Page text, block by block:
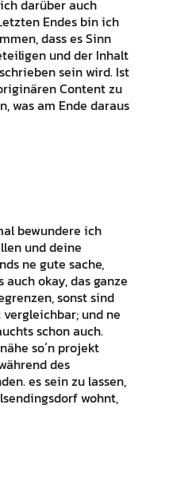
darüber auch
Endes bin ich
dass es Sinn
und der Inhalt
sein wird. Ist
Content zu
was am Ende daraus
bewundere ich
und deine
ne gute sache,
auch okay, das ganze
sonst sind
und ne
schon auch.
so´n projekt
des
es sein zu lassen,
wohnt,